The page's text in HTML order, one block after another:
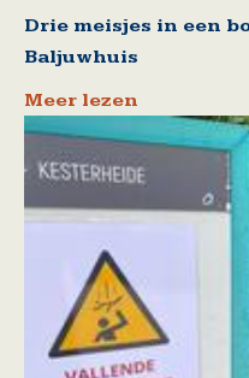
Drie meisjes in een
Baljuwhuis
Meer lezen